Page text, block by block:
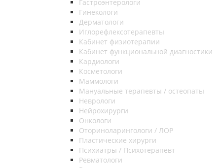
Гастроэнтерологи
Гинекологи
Дерматологи
Иглорефлексотерапевты
Кабинет физиотерапии
Кабинет функциональной диагностики
Кардиологи
Косметологи
Маммологи
Мануальные терапевты / остеопаты
Неврологи
Нейрохирурги
Онкологи
Оториноларингологи / ЛОР
Пластические хирурги
Психиатры / Психотерапевт
Ревматологи